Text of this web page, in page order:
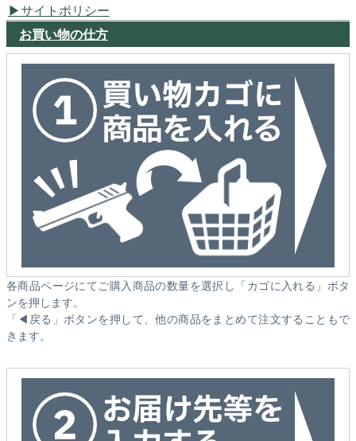
サイトポリシー
お買い物の仕方
各商品ページにてご購入商品の数量を選択し「カゴに入れる」ボタ
ンを押します。
「◀戻る」ボタンを押して、他の商品をまとめて注文することもで
きます。